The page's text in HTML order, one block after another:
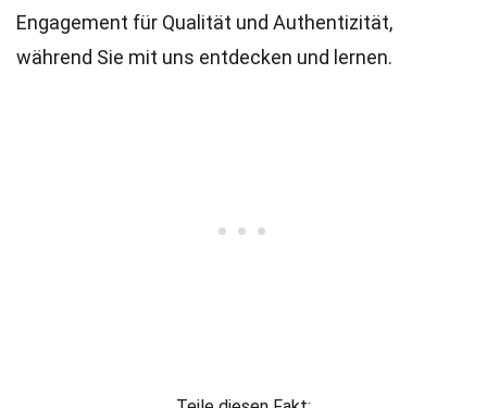
Engagement für Qualität und Authentizität,
während Sie mit uns entdecken und lernen.